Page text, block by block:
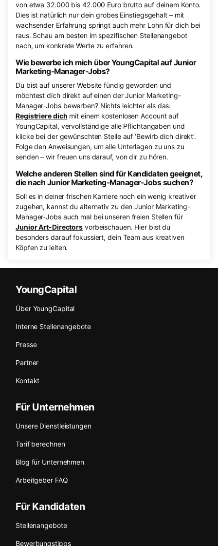
von etwa 32.000 bis 42.000 Euro brutto auf deinem Konto.
Dies ist natürlich nur dein grobes Einstiegsgehalt – mit
wachsender Erfahrung springt auch mehr Lohn für dich bei
raus. Schau am besten im spezifischen Stellenangebot
nach, um konkrete Werte zu erfahren.
Wie bewerbe ich mich über YoungCapital auf Junior
Marketing-Manager-Jobs?
Du bist auf unserer Website fündig geworden und
möchtest dich direkt auf einen der Junior Marketing-
Manager-Jobs bewerben? Nichts leichter als das:
Registriere dich mit einem kostenlosen Account auf
YoungCapital, vervollständige alle Pflichtangaben und
klicke bei der gewünschten Stelle auf ‘Bewirb dich direkt’.
Folge den Anweisungen, um alle Unterlagen zu uns zu
senden – wir freuen uns darauf, von dir zu hören.
Welche anderen Stellen sind für Kandidaten geeignet,
die nach Junior Marketing-Manager-Jobs suchen?
Soll es in deiner frischen Karriere noch ein wenig kreativer
zugehen, kannst du alternativ zu den Junior Marketing-
Manager-Jobs auch mal bei unseren freien Stellen für
Junior Art-Directors vorbeischauen. Hier bist du
besonders darauf fokussiert, dein Team aus kreativen
Köpfen zu leiten.
YoungCapital
Über YoungCapital
Interne Stellenangebote
Presse
Partner
Kontakt
Für Unternehmen
Unsere Dienstleistungen
Tarif berechnen
Blog für Unternehmen
Arbeitgeber FAQ
Für Kandidaten
Stellenangebote
Bewerbungstipps